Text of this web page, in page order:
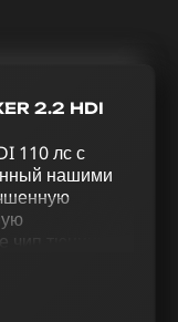
2.2 HDI
110 лс с
нашими
тюнинга
Boxer 2.2 HDI